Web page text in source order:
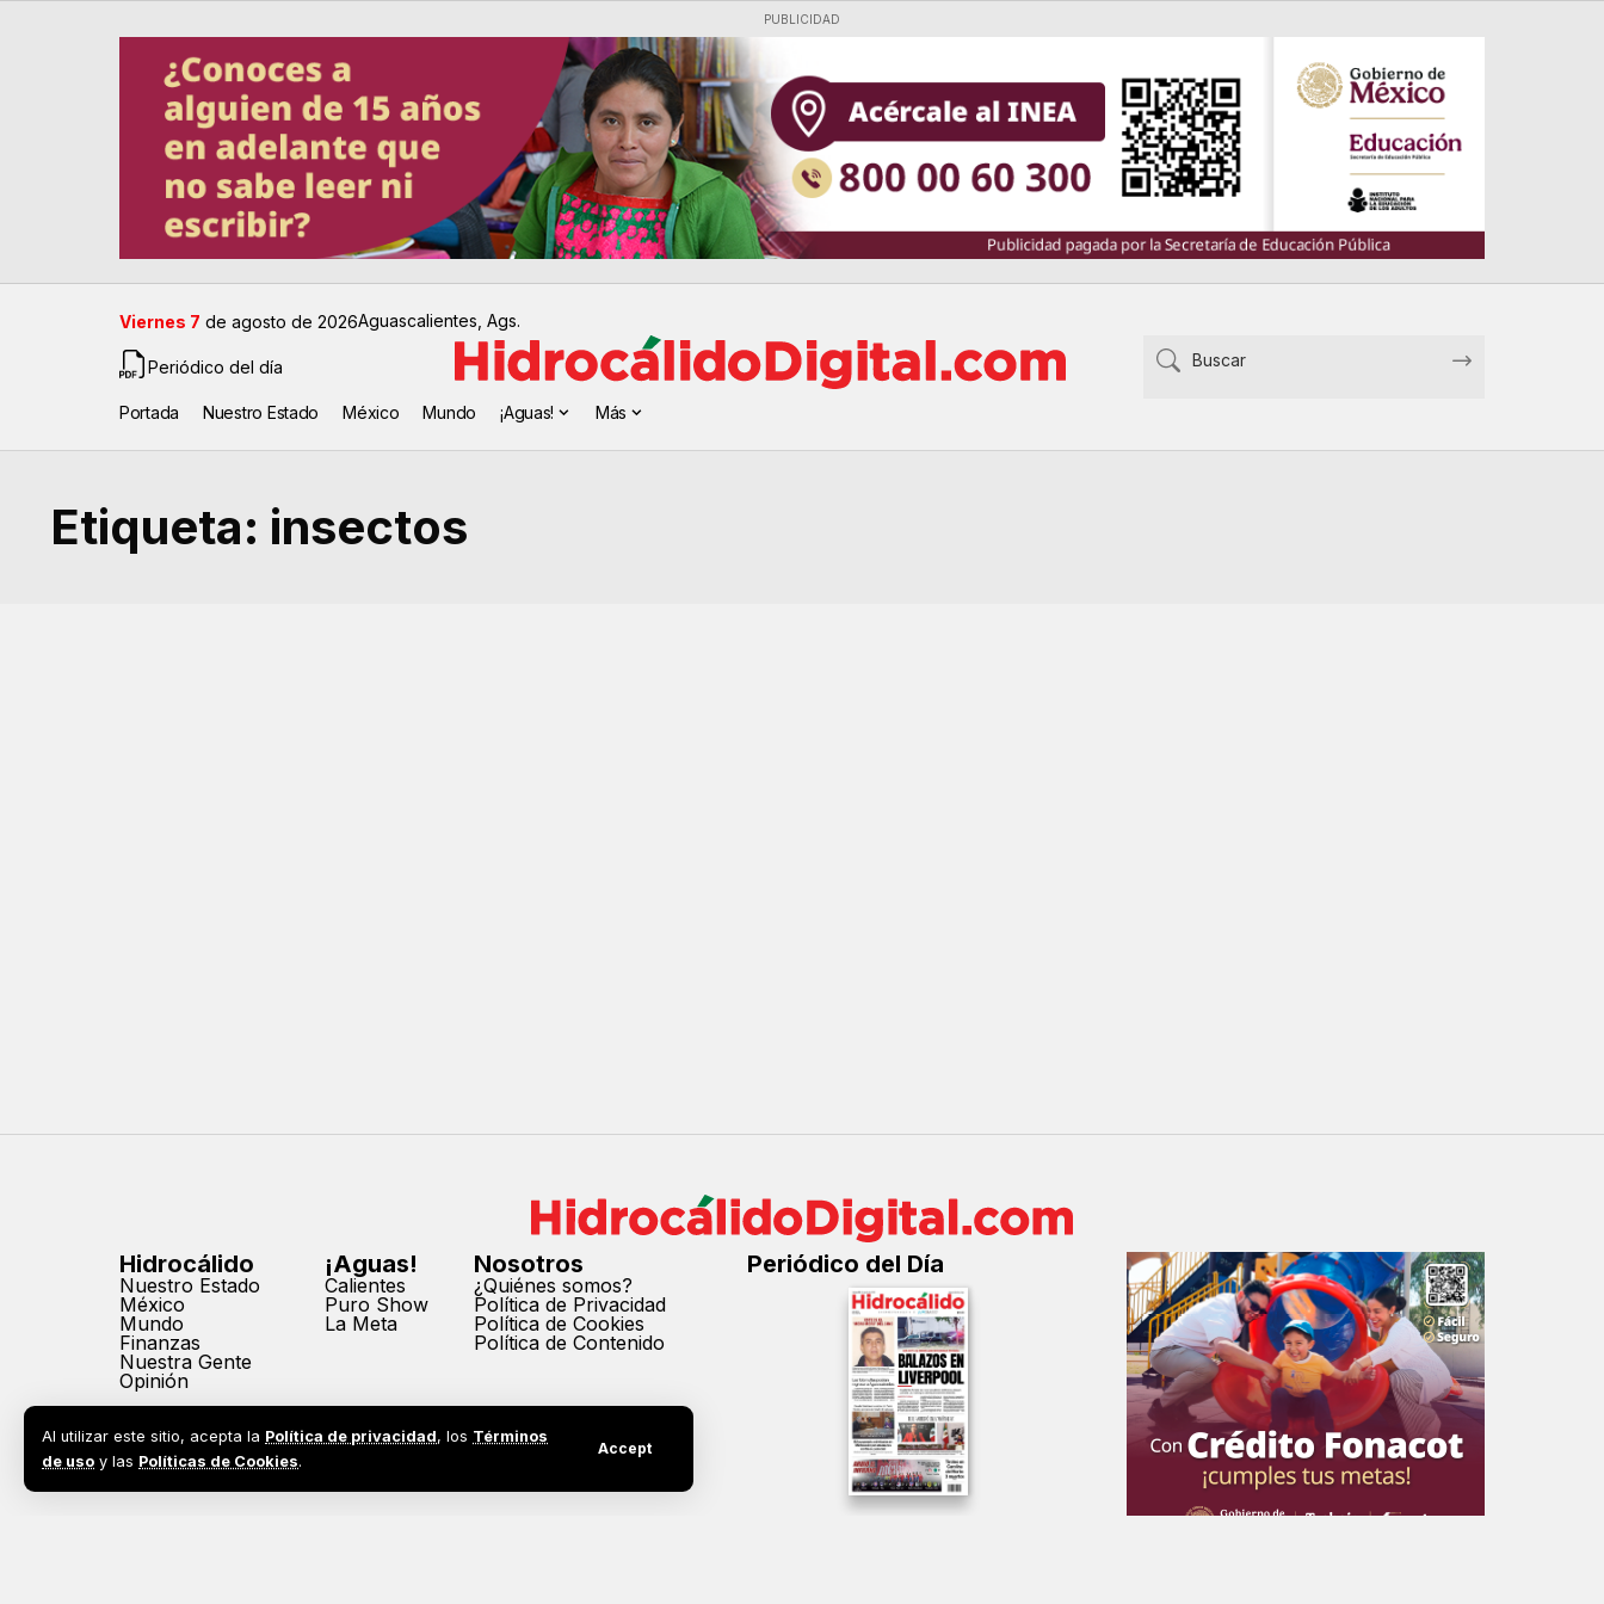
Al utilizar este sitio, acepta la Política de privacidad, los Términos
de uso y las Políticas de Cookies.
Accept
PUBLICIDAD
Viernes 7 de agosto de 2026Aguascalientes, Ags.
Periódico del día
Portada Nuestro Estado México Mundo ¡Aguas! Más
Etiqueta: insectos
Hidrocálido
Nuestro Estado
México
Mundo
Finanzas
Nuestra Gente
Opinión
¡Aguas!
Calientes
Puro Show
La Meta
Nosotros
¿Quiénes somos?
Política de Privacidad
Política de Cookies
Política de Contenido
Periódico del Día